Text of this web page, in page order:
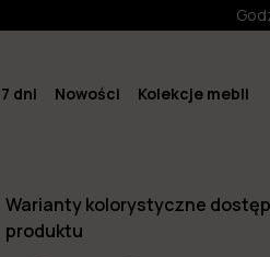
dni Nowości Kolekcje mebli
Warianty kolorystyczne
produktu